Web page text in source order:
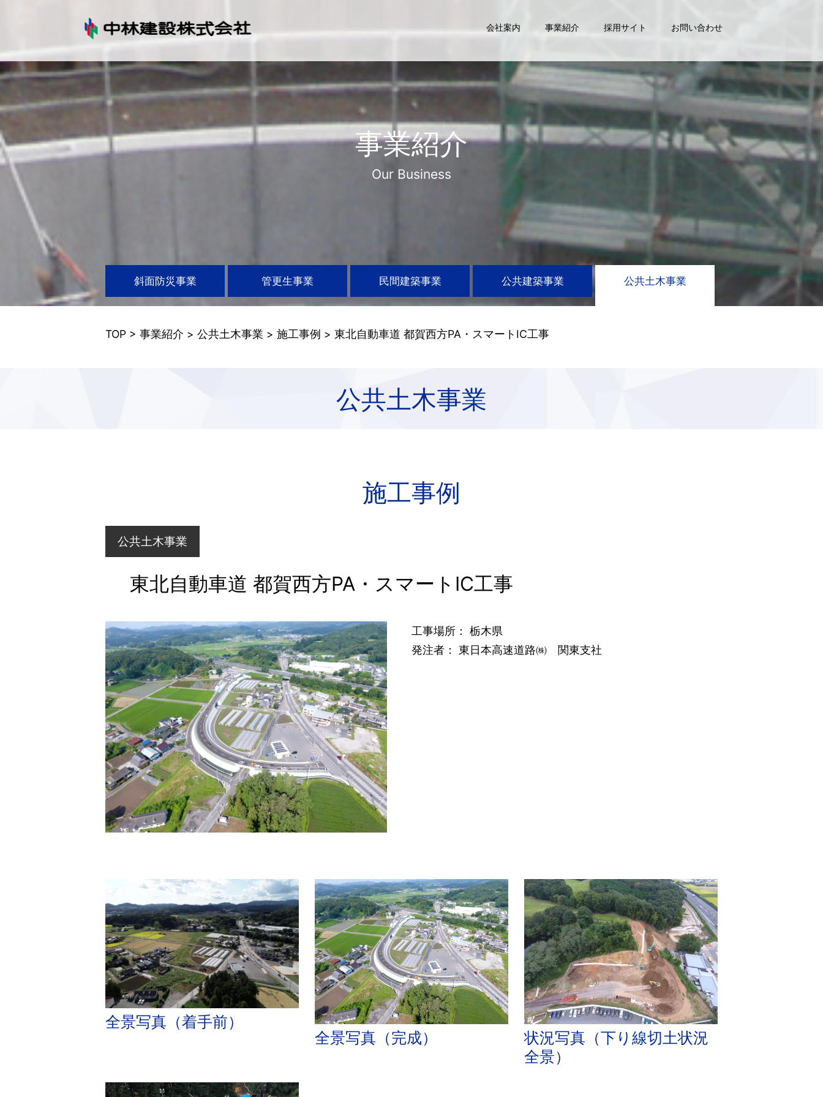
会社案内 事業紹介 採用サイト お問い合わせ
事業紹介
Our Business
斜面防災事業 管更生事業 民間建築事業 公共建築事業 公共土木事業
TOP > 事業紹介 > 公共土木事業 > 施工事例 > 東北自動車道 都賀西方PA・スマートIC工事
公共土木事業
施工事例
公共土木事業
東北自動車道 都賀西方PA・スマートIC工事
工事場所： 栃木県
発注者： 東日本高速道路㈱ 関東支社
全景写真（着手前）
全景写真（完成）
状況写真（下り線切土状況
全景）